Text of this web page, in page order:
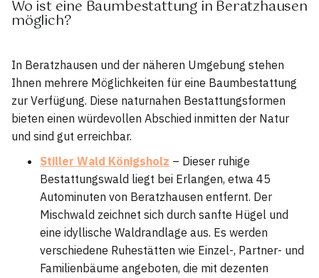
Wo ist eine Baumbestattung in Beratzhausen
möglich?
In Beratzhausen und der näheren Umgebung stehen
Ihnen mehrere Möglichkeiten für eine Baumbestattung
zur Verfügung. Diese naturnahen Bestattungsformen
bieten einen würdevollen Abschied inmitten der Natur
und sind gut erreichbar.
Stiller Wald Königsholz – Dieser ruhige
Bestattungswald liegt bei Erlangen, etwa 45
Autominuten von Beratzhausen entfernt. Der
Mischwald zeichnet sich durch sanfte Hügel und
eine idyllische Waldrandlage aus. Es werden
verschiedene Ruhestätten wie Einzel-, Partner- und
Familienbäume angeboten, die mit dezenten